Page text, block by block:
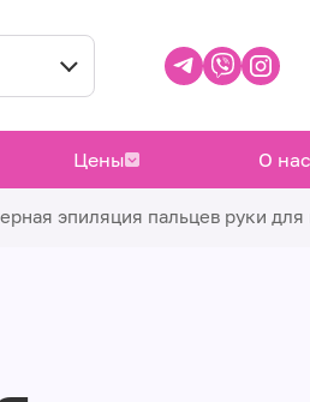
Цены О нас
эпиляция пальцев руки